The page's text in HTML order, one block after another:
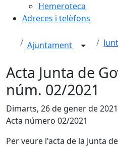
Hemeroteca
Adreces i telèfons
Ajuntament
Acta Junta de
núm. 02/2021
Dimarts, 26 de gener de
Acta número 02/2021
Per veure l'acta de la Junta